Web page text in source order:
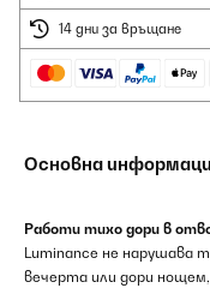
14 дни за връщане
Основна
Работи тихо дори в
Luminance не нарушава
вечерта или дори